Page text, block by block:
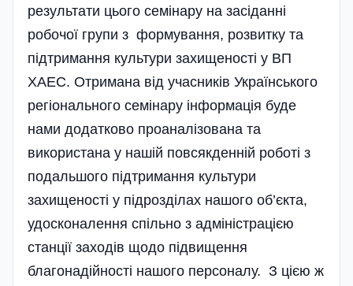
результати цього семінару на засіданні
робочої групи з формування, розвитку та
підтримання культури захищеності у ВП
ХАЕС. Отримана від учасників Українського
регіонального семінару інформація буде
нами додатково проаналізована та
використана у нашій повсякденній роботі з
подальшого підтримання культури
захищеності у підрозділах нашого об’єкта,
удосконалення спільно з адміністрацією
станції заходів щодо підвищення
благонадійності нашого персоналу. З цією ж